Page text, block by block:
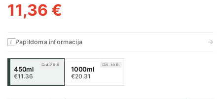
11,36 €
i Papildoma informacija →
450ml
€11.36
4-7 D.D
1000ml
€20.31
5-10 D.